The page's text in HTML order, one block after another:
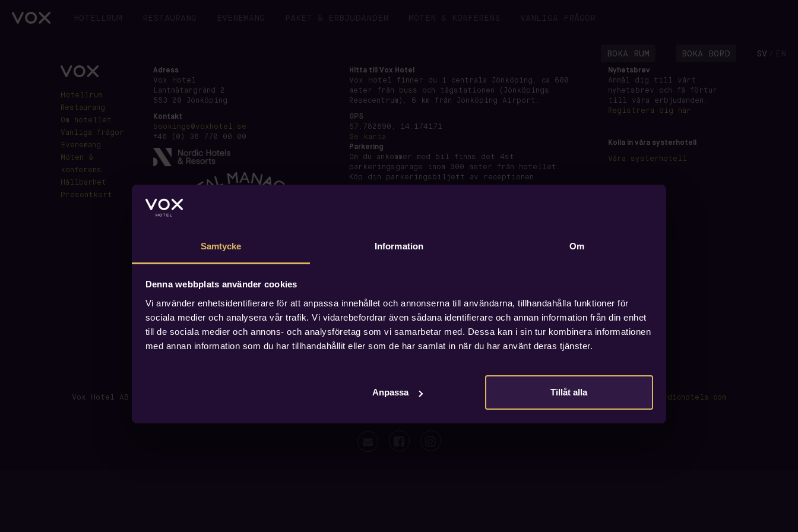
Samtycke Information Om
Denna webbplats använder cookies
Vi använder enhetsidentifierare för att anpassa innehållet och annonserna till användarna, tillhandahålla funktioner för
sociala medier och analysera vår trafik. Vi vidarebefordrar även sådana identifierare och annan information från din enhet
till de sociala medier och annons- och analysföretag som vi samarbetar med. Dessa kan i sin tur kombinera informationen
med annan information som du har tillhandahållit eller som de har samlat in när du har använt deras tjänster.
Anpassa Tillåt alla
HOTELLRUM RESTAURANG EVENEMANG PAKET & ERBJUDANDEN MÖTEN & KONFERENS VANLIGA FRÅGOR
BOKA RUM BOKA BORD SV EN
Hotellrum
Restaurang
Om hotellet
Vanliga frågor
Evenemang
Möten &
konferens
Hållbarhet
Presentkort
Adress
Vox Hotel
Lantmätargränd 2
553 20 Jönköping
Kontakt
bookings@voxhotel.se
+46 (0) 36 770 00 00
Hitta till Vox Hotel
Vox Hotel finner du i centrala Jönköping, ca 600
meter från buss och tågstationen (Jönköpings
Resecentrum), 6 km från Jönköping Airport.
GPS
57.782890, 14.174171
Se karta
Parkering
Om du ankommer med bil finns det 4st
parkeringsgarage inom 300 meter från hotellet.
Köp din parkeringsbiljett av receptionen.
Nyhetsbrev
Anmäl dig till vårt
nyhetsbrev och få förtur
till våra erbjudanden.
Registrera dig här
Kolla in våra systerhotell
Våra systerhotell
Vox Hotel AB · Lantmätargränd 2, SE-553 20 Jönköping · Org nummer: 556891-7495 · bookings@voxhotel.se
www.nordichotels.com